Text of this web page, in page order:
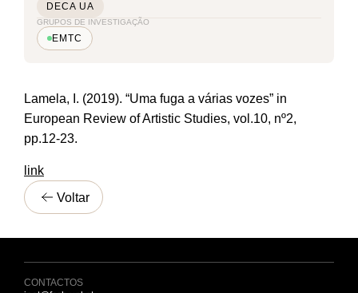
DECA UA
GRUPOS DE INVESTIGAÇÃO
EMTC
Lamela, I. (2019). “Uma fuga a várias vozes” in
European Review of Artistic Studies, vol.10, nº2,
pp.12-23.
link
Voltar
CONTACTOS